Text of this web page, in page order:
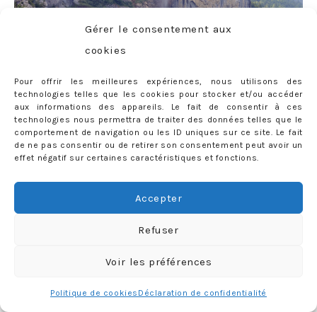
Gérer le consentement aux
cookies
Pour offrir les meilleures expériences, nous utilisons des
technologies telles que les cookies pour stocker et/ou accéder
aux informations des appareils. Le fait de consentir à ces
technologies nous permettra de traiter des données telles que le
comportement de navigation ou les ID uniques sur ce site. Le fait
de ne pas consentir ou de retirer son consentement peut avoir un
effet négatif sur certaines caractéristiques et fonctions.
Accepter
Refuser
Voir les préférences
Politique de cookies Déclaration de confidentialité